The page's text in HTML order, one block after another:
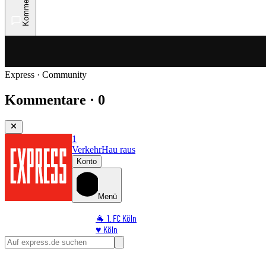
Express · Community
Kommentare · 0
1
VerkehrHau raus
Konto
Menü
🐐 1. FC Köln
♥️ Köln
⭐ Promi